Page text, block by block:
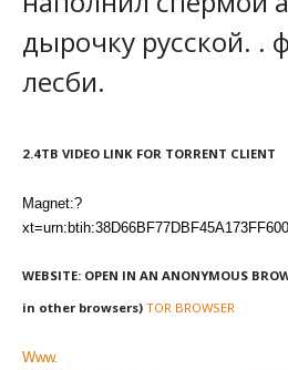
дырочку русской. .
лесби.
2.4TB VIDEO LINK FOR TORRENT CLIENT
Magnet:?
WEBSITE: OPEN IN AN ANONYMOUS
in other browsers) TOR BROWSER
Www.